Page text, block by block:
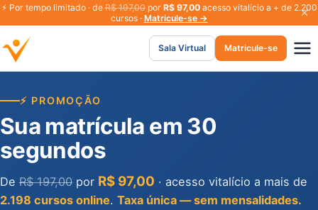
⚡ Por tempo limitado · deR$ 197,00por R$ 97,00acesso vitalício a + de 2.200
cursos · Matricule-se →
Sala Virtual Matricule-se
⚡ PROMOÇÃO
Sua matrícula em 30
segundos
De R$ 197,00 por R$ 97,00 · acesso vitalício a mais de
2.198 cursos online. Taxa única — sem mensalidades.